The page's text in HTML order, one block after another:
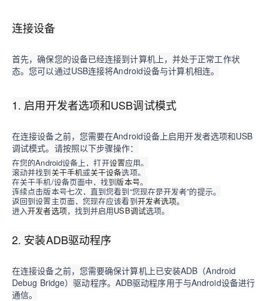
连接设备
首先，确保您的设备已经连接到计算机上，并处于正常工作状
态。您可以通过USB连接将Android设备与计算机相连。
1. 启用开发者选项和USB调试模式
在连接设备之前，您需要在Android设备上启用开发者选项和USB
调试模式。请按照以下步骤操作：
在您的Android设备上，打开设置应用。
滚动并找到关于手机或关于设备选项。
在关于手机/设备页面中，找到版本号。
连续点击版本号七次，直到您看到“您现在是开发者”的提示。
返回到设置主页面，您现在应该看到开发者选项。
进入开发者选项，找到并启用USB调试选项。
2. 安装ADB驱动程序
在连接设备之前，您需要确保计算机上已安装ADB（Android
Debug Bridge）驱动程序。ADB驱动程序用于与Android设备进行
通信。